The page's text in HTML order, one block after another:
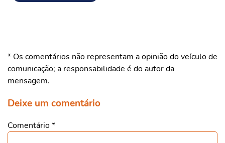
* Os comentários não representam a opinião do veículo de
comunicação; a responsabilidade é do autor da
mensagem.
Deixe um comentário
Comentário*